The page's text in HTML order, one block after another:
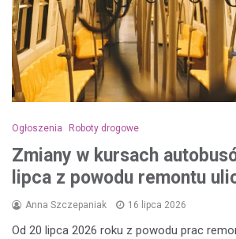
Ogłoszenia Roboty drogowe
Zmiany w kursach
lipca z powodu remontu
Anna Szczepaniak 16 lipca 2026
Od 20 lipca 2026 roku z powodu prac